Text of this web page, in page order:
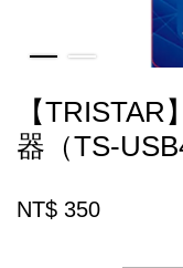
【
器（TS-
NT$ 350